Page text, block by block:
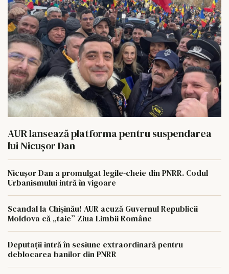
AUR lansează platforma pentru suspendarea
lui Nicușor Dan
Nicușor Dan a promulgat legile-cheie din PNRR. Codul
Urbanismului intră în vigoare
Scandal la Chișinău! AUR acuză Guvernul Republicii
Moldova că „taie” Ziua Limbii Române
Deputații intră în sesiune extraordinară pentru
deblocarea banilor din PNRR